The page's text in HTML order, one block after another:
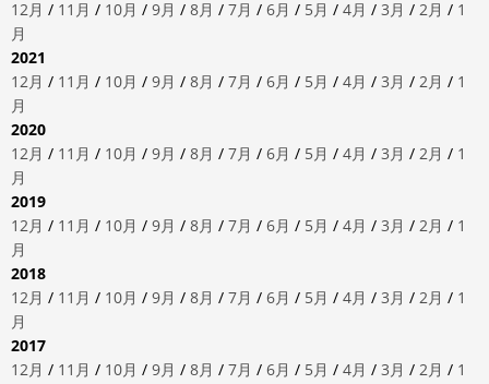
12月 / 11月 / 10月 / 9月 / 8月 / 7月 / 6月 / 5月 / 4月 / 3月 / 2月 / 1
月
2021
12月 / 11月 / 10月 / 9月 / 8月 / 7月 / 6月 / 5月 / 4月 / 3月 / 2月 / 1
月
2020
12月 / 11月 / 10月 / 9月 / 8月 / 7月 / 6月 / 5月 / 4月 / 3月 / 2月 / 1
月
2019
12月 / 11月 / 10月 / 9月 / 8月 / 7月 / 6月 / 5月 / 4月 / 3月 / 2月 / 1
月
2018
12月 / 11月 / 10月 / 9月 / 8月 / 7月 / 6月 / 5月 / 4月 / 3月 / 2月 / 1
月
2017
12月 / 11月 / 10月 / 9月 / 8月 / 7月 / 6月 / 5月 / 4月 / 3月 / 2月 / 1